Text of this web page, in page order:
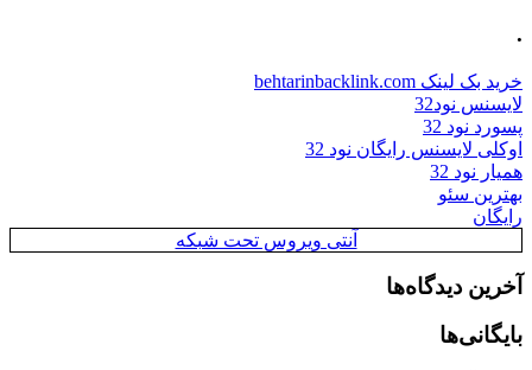
.
خرید بک لینک behtarinbacklink.com
لایسنس نود32
پسورد نود 32
اوکلی لایسنس رایگان نود 32
همیار نود 32
بهترین سئو
رایگان
آنتی ویروس تحت شبکه
آخرین دیدگاه‌ها
بایگانی‌ها